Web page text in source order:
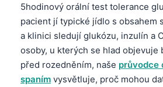
5hodinový orální test tolerance
pacient jí typické jídlo s obsahem
a klinici sledují glukózu, inzulín a
osoby, u kterých se hlad objevuje
před rozedněním, naše průvodce
spaním vysvětluje, proč mohou